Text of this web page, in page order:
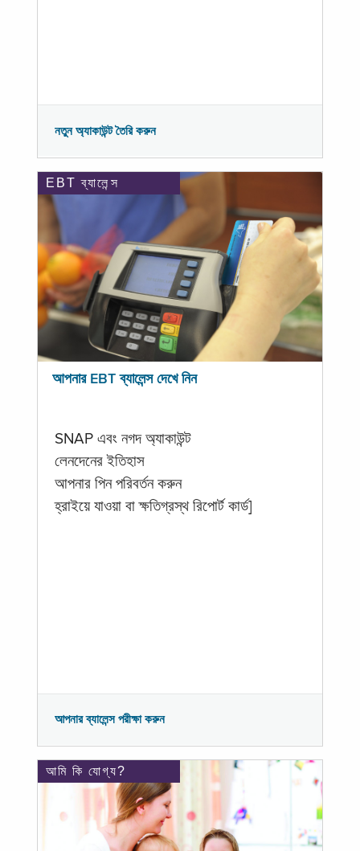
নতুন অ্যাকাউন্ট তৈরি করুন
EBT ব্যালেন্স
আপনার EBT ব্যালেন্স দেখে নিন
SNAP এবং নগদ অ্যাকাউন্ট
লেনদেনের ইতিহাস
আপনার পিন পরিবর্তন করুন
হ্রাইয়ে যাওয়া বা ক্ষতিগ্রস্থ রিপোর্ট কার্ড]
আপনার ব্যালেন্স পরীক্ষা করুন
আমি কি যোগ্য?